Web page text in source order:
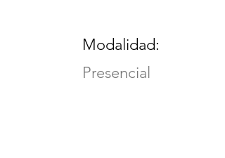
Modalidad:
Presencial